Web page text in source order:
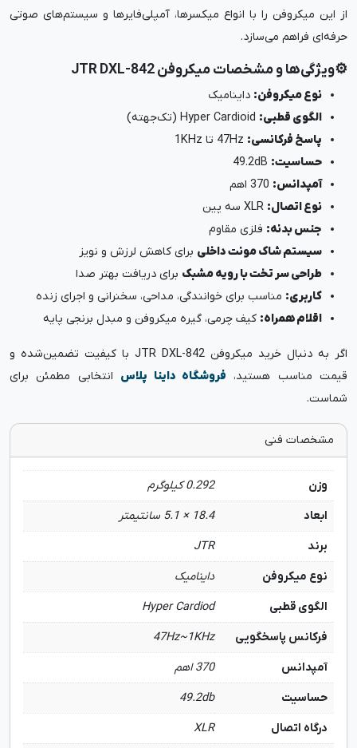
از این میکروفن را با انواع میکسرها، آمپلی‌فایرها و سیستم‌های صوتی
حرفه‌ای فراهم می‌سازد.
⚙️ویژگی‌ها و مشخصات میکروفن JTR DXL-842
نوع میکروفن: داینامیک
الگوی قطبی:
پاسخ فرکانسی:
حساسیت:
آمپدانس:
نوع اتصال:
جنس بدنه: فلزی مقاوم
سیستم شاک مونت داخلی برای کاهش لرزش و نویز
طراحی سر تخت با رویه مشبک برای دریافت بهتر صدا
کاربری: مناسب برای خوانندگی، مداحی، سخنرانی و اجرای زنده
اقلام همراه: کیف چرمی، گیره میکروفن و مبدل برنجی پایه
اگر به‌ دنبال خرید میکروفن JTR DXL-842 با کیفیت تضمین‌شده و
قیمت مناسب هستید، فروشگاه داینا پلاس انتخابی مطمئن برای
شماست.
مشخصات فنی
وزن
0.292 کیلوگرم
ابعاد
18.4 × 5.1 سانتیمتر
برند
JTR
نوع میکروفن
داینامیک
الگوی قطبی
Hyper Cardiod
فرکانس پاسخگویی
47Hz~1KHz
آمپدانس
370 اهم
حساسیت
49.2db
درگاه اتصال
XLR